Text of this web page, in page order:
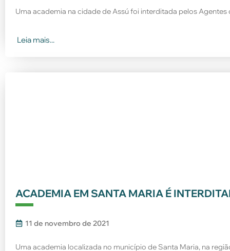
Uma academia na cidade de Assú foi interditada pelos
Leia mais...
ACADEMIA EM SANTA MARIA É
11 de novembro de 2021
Uma academia localizada no município de Santa Maria, na